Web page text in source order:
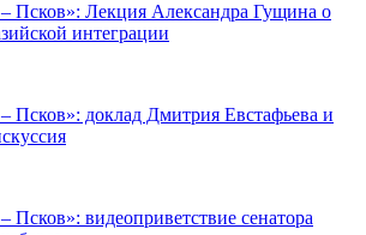
Псков»: Лекция Александра Гущина о
интеграции
Псков»: доклад Дмитрия Евстафьева и
Псков»: видеоприветствие сенатора